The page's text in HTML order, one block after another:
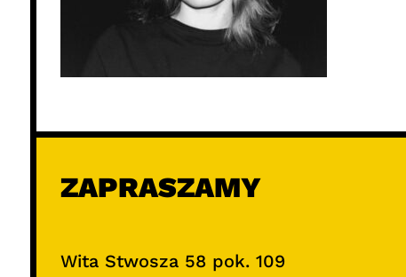
ZAPRASZAMY
Wita Stwosza 58 pok. 109